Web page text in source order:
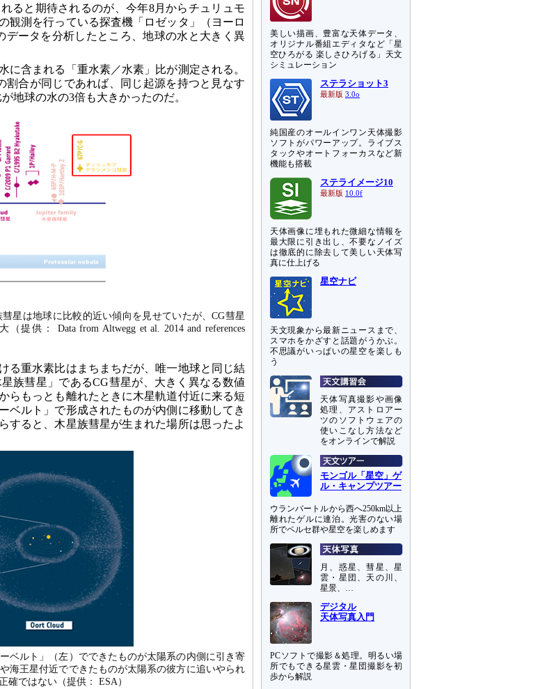
ると期待されるのが、今年8月からチュリュモ
観測を行っている探査機「ロゼッタ」（ヨーロ
データを分析したところ、地球の水と大きく異
含まれる「重水素／水素」比が測定される。
合が同じであれば、同じ起源を持つと見なす
地球の水の3倍も大きかったのだ。
星は地球に比較的近い傾向を見せていたが、CG彗星
提供： Data from Altwegg et al. 2014 and references
る重水素比はまちまちだが、唯一地球と同じ結
族彗星」であるCG彗星が、大きく異なる数値
らもっとも離れたときに木星軌道付近に来る短
ベルト」で形成されたものが内側に移動してき
すると、木星族彗星が生まれた場所は思ったよ
ベルト」（左）でできたものが太陽系の内側に引き寄
海王星付近でできたものが太陽系の彼方に追いやられ
確ではない（提供： ESA）
美しい描画、豊富な天体データ、
オリジナル番組エディタなど「星
空ひろがる 楽しさひろげる」天文
シミュレーション
ステラショット3
最新版 3.0o
純国産のオールインワン天体撮影
ソフトがパワーアップ。ライブス
タックやオートフォーカスなど新
機能も搭載
ステライメージ10
最新版 10.0f
天体画像に埋もれた微細な情報を
最大限に引き出し、不要なノイズ
は徹底的に除去して美しい天体写
真に仕上げる
星空ナビ
天文現象から最新ニュースまで、
スマホをかざすと話題がうかぶ。
不思議がいっぱいの星空を楽しも
う
天体写真撮影や画像
処理、アストロアー
ツのソフトウェアの
使いこなし方法など
をオンラインで解説
モンゴル「星空」ゲ
ル・キャンプツアー
ウランバートルから西へ250km以上
離れたゲルに連泊。光害のない場
所でペルセ群や星空を楽しめます
月、惑星、彗星、星
雲・星団、天の川、
星景、…
デジタル
天体写真入門
PCソフトで撮影＆処理。明るい場
所でもできる星雲・星団撮影を初
歩から解説